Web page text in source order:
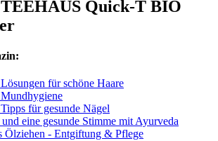
Quick-T BIO
für schöne Haare
für gesunde Nägel
eine gesunde Stimme mit Ayurveda
Ölziehen - Entgiftung & Pflege